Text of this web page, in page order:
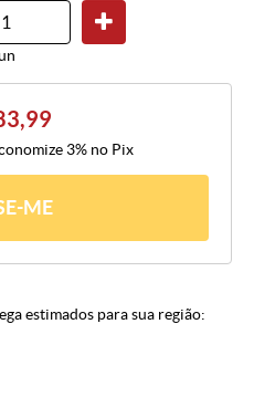
3% no Pix
ME
estimados para sua região: